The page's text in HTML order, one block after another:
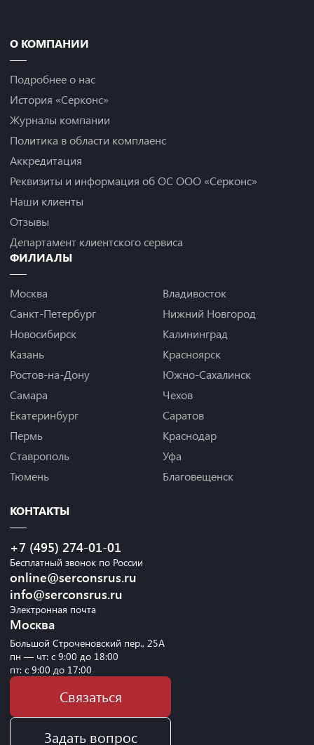
О КОМПАНИИ
Подробнее о нас
История «Серконс»
Журналы компании
Политика в области комплаенс
Аккредитация
Реквизиты и информация об ОС ООО «Серконс»
Наши клиенты
Отзывы
Департамент клиентского сервиса
ФИЛИАЛЫ
Москва
Санкт-Петербург
Новосибирск
Казань
Ростов-на-Дону
Самара
Екатеринбург
Пермь
Ставрополь
Тюмень
Владивосток
Нижний Новгород
Калининград
Красноярск
Южно-Сахалинск
Чехов
Саратов
Краснодар
Уфа
Благовещенск
КОНТАКТЫ
+7 (495) 274-01-01
Бесплатный звонок по России
online@serconsrus.ru
info@serconsrus.ru
Электронная почта
Москва
Большой Строченовский пер., 25А
пн — чт: с 9:00 до 18:00
пт: с 9:00 до 17:00
Связаться
Задать вопрос